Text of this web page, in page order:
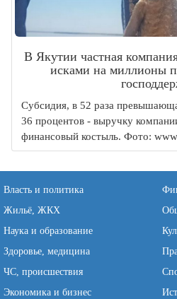
В Якутии частная
исками на миллионы
Субсидия, в 52 раза
36 процентов - выручку
финансовый костыль. Фото:
Власть и политика
Жильё, ЖКХ
Наука и образование
Здоровье, медицина
ЧС, происшествия
Экономика и бизнес